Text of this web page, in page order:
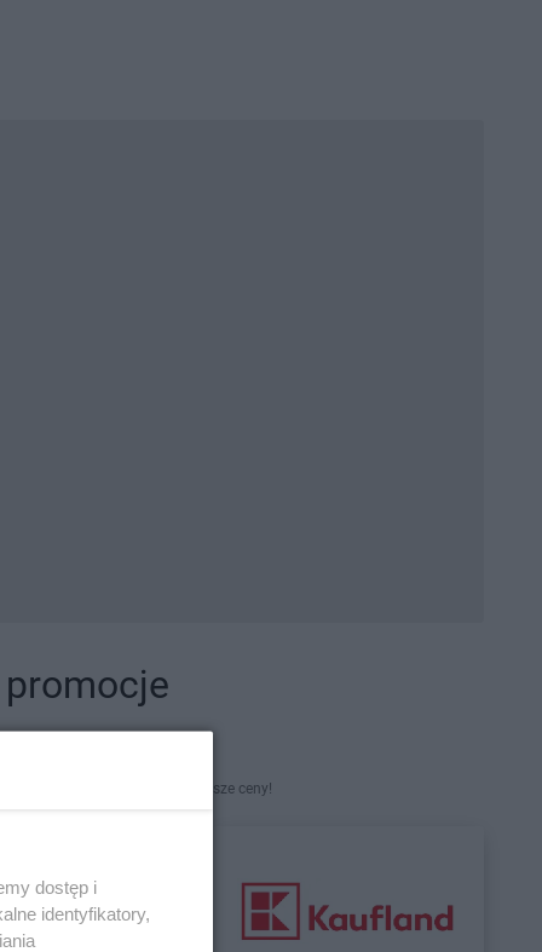
Najlepsze promocje i najniższe ceny!
dostęp i
identyfikatory,